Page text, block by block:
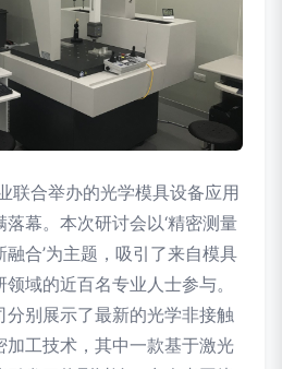
联合举办的光学模具设备应用
幕。本次研讨会以‘精密测量
合’为主题，吸引了来自模具
域的近百名专业人士参与。
分别展示了最新的光学非接触
加工技术，其中一款基于激光